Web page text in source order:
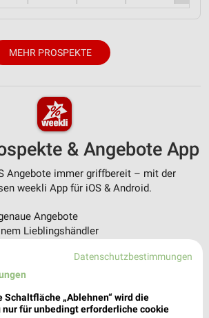
MEHR PROSPEKTE
& Angebote App
Angebote immer griffbereit – mit der
weekli App für iOS & Android.
Angebote
Lieblingshändler
- Einkauf stressfrei planen
LADEN UND SPAREN!
Datenschutzbestimmungen
Schaltfläche „Ablehnen“ wird die
für unbedingt erforderliche cookie